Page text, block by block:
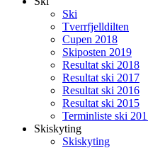
Ski
Tverrfjelldilten
Cupen 2018
Skiposten 2019
Resultat ski 2018
Resultat ski 2017
Resultat ski 2016
Resultat ski 2015
Terminliste ski
Skiskyting
Skiskyting